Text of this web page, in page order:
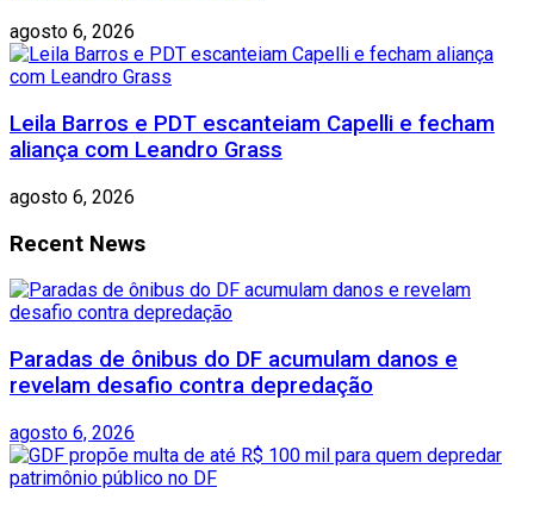
agosto 6, 2026
Leila Barros e PDT escanteiam Capelli e fecham
aliança com Leandro Grass
agosto 6, 2026
Recent News
Paradas de ônibus do DF acumulam danos e
revelam desafio contra depredação
agosto 6, 2026